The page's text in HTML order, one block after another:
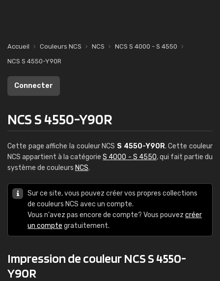
Accueil Couleurs NCS NCS
NCS S 4000 - S 4550
NCS S 4550-Y90R
Connecter
NCS S 4550-Y90R
Cette page affiche la couleur NCS S 4550-Y90R. Cette couleur
NCS appartient à la catégorieS 4000 - S 4550, qui fait partie du
système de couleurs NCS.
Sur ce site, vous pouvez créer vos propres collections
de couleurs NCS avec un compte.
Vous n'avez pas encore de compte? Vous pouvez créer
un compte gratuitement.
Impression de couleur NCS S 4550-
Y90R